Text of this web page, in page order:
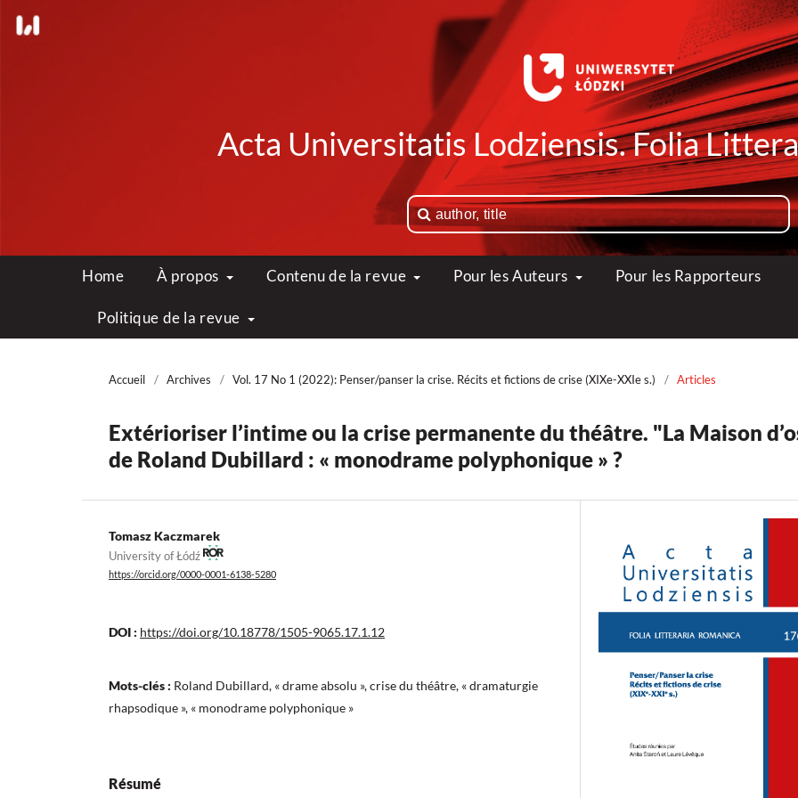
Acta Universitatis Lodziensis. Folia
Home À propos Contenu de la revue Pour les Auteurs Pour les Rapporteurs
Politique de la revue
Accueil / Archives / Vol. 17 No 1 (2022): Penser/panser la crise. Récits et fictions de crise (XIXe-XXIe s.) / Articles
Extérioriser l’intime ou la crise permanente du théâtre. "La Maison
de Roland Dubillard : « monodrame polyphonique » ?
Tomasz Kaczmarek
University of Łódź
https://orcid.org/0000-0001-6138-5280
DOI : https://doi.org/10.18778/1505-9065.17.1.12
Mots-clés : Roland Dubillard, « drame absolu », crise du théâtre, « dramaturgie
rhapsodique », « monodrame polyphonique »
Résumé